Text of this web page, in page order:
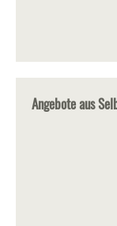
Angebote aus